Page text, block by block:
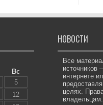
Вс
5
12
НОВОСТИ
Все
источников
интернете
целях.